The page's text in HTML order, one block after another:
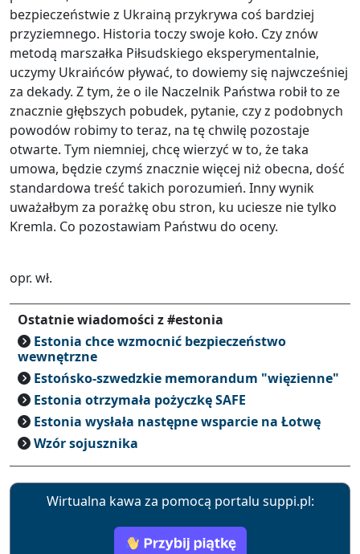
bezpieczeństwie z Ukrainą przykrywa coś bardziej
przyziemnego. Historia toczy swoje koło. Czy znów
metodą marszałka Piłsudskiego eksperymentalnie,
uczymy Ukraińców pływać, to dowiemy się najwcześniej
za dekady. Z tym, że o ile Naczelnik Państwa robił to ze
znacznie głębszych pobudek, pytanie, czy z podobnych
powodów robimy to teraz, na tę chwilę pozostaje
otwarte. Tym niemniej, chcę wierzyć w to, że taka
umowa, będzie czymś znacznie więcej niż obecna, dość
standardowa treść takich porozumień. Inny wynik
uważałbym za porażkę obu stron, ku uciesze nie tylko
Kremla. Co pozostawiam Państwu do oceny.
opr. wł.
Ostatnie wiadomości z #estonia
Estonia chce wzmocnić bezpieczeństwo
wewnętrzne
Estońsko-szwedzkie memorandum "więzienne"
Estonia otrzymała pożyczkę SAFE
Estonia wysłała następne wsparcie na Łotwę
Wzór sojusznika
Wirtualna kawa za pomocą portalu suppi.pl: